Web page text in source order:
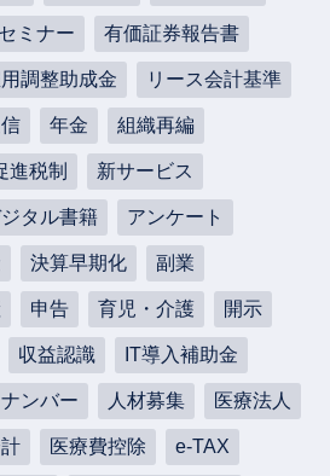
セミナー 有価証券報告書
調整助成金 リース会計基準
年金 組織再編
進税制 新サービス
タル書籍 アンケート
決算早期化 副業
申告 育児・介護 開示
収益認識 IT導入補助金
ンバー 人材募集 医療法人
医療費控除 e-TAX